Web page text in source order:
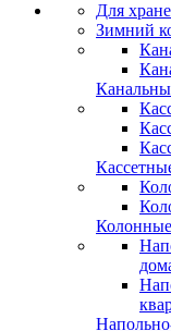
Для
Зимний
Колонные